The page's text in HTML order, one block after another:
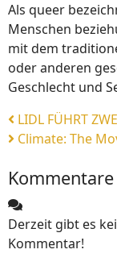
Als queer
Menschen
mit dem
oder anderen
Geschlecht und
LIDL FÜHRT
Climate: The
Kommentare
Derzeit gibt es
Kommentar!